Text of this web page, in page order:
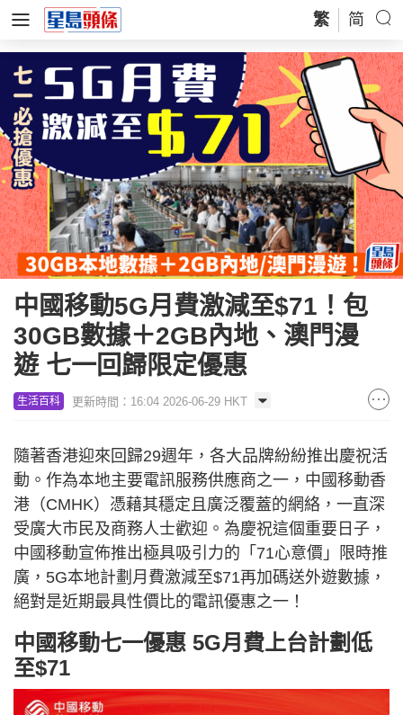
繁 简
中國移動5G月費激減至$71！包
30GB數據＋2GB內地、澳門漫
遊 七一回歸限定優惠
生活百科 更新時間：16:04 2026-06-29 HKT
隨著香港迎來回歸29週年，各大品牌紛紛推出慶祝活
動。作為本地主要電訊服務供應商之一，中國移動香
港（CMHK）憑藉其穩定且廣泛覆蓋的網絡，一直深
受廣大市民及商務人士歡迎。為慶祝這個重要日子，
中國移動宣佈推出極具吸引力的「71心意價」限時推
廣，5G本地計劃月費激減至$71再加碼送外遊數據，
絕對是近期最具性價比的電訊優惠之一！
中國移動七一優惠 5G月費上台計劃低
至$71